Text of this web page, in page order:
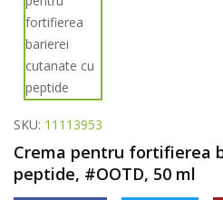
SKU: 11113953
Crema pentru fortifierea
peptide, #OOTD, 50 ml